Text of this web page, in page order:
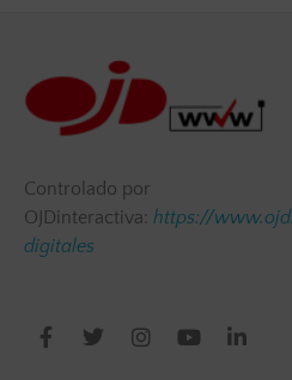
Controlado por
OJDinteractiva: https://
digitales